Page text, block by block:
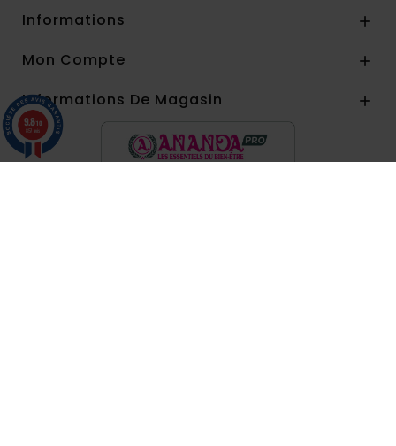
Informations 
Mon Compte 
Informations De Magasin 
9.8/10
857 avis